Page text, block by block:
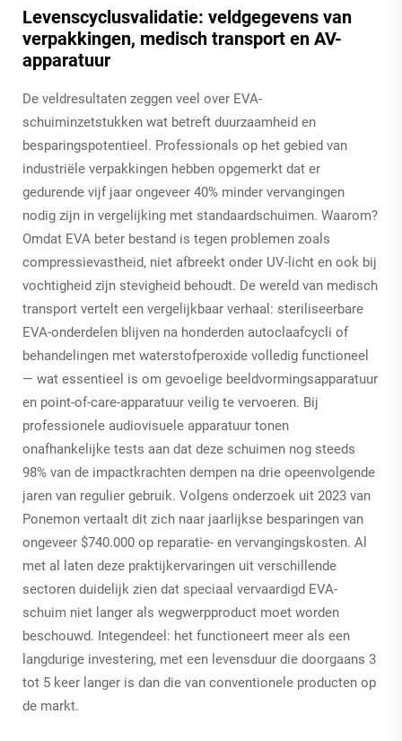
Levenscyclusvalidatie: veldgegevens van
verpakkingen, medisch transport en AV-
apparatuur
De veldresultaten zeggen veel over EVA-
schuiminzetstukken wat betreft duurzaamheid en
besparingspotentieel. Professionals op het gebied van
industriële verpakkingen hebben opgemerkt dat er
gedurende vijf jaar ongeveer 40% minder vervangingen
nodig zijn in vergelijking met standaardschuimen. Waarom?
Omdat EVA beter bestand is tegen problemen zoals
compressievastheid, niet afbreekt onder UV-licht en ook bij
vochtigheid zijn stevigheid behoudt. De wereld van medisch
transport vertelt een vergelijkbaar verhaal: steriliseerbare
EVA-onderdelen blijven na honderden autoclaafcycli of
behandelingen met waterstofperoxide volledig functioneel
— wat essentieel is om gevoelige beeldvormingsapparatuur
en point-of-care-apparatuur veilig te vervoeren. Bij
professionele audiovisuele apparatuur tonen
onafhankelijke tests aan dat deze schuimen nog steeds
98% van de impactkrachten dempen na drie opeenvolgende
jaren van regulier gebruik. Volgens onderzoek uit 2023 van
Ponemon vertaalt dit zich naar jaarlijkse besparingen van
ongeveer $740.000 op reparatie- en vervangingskosten. Al
met al laten deze praktijkervaringen uit verschillende
sectoren duidelijk zien dat speciaal vervaardigd EVA-
schuim niet langer als wegwerpproduct moet worden
beschouwd. Integendeel: het functioneert meer als een
langdurige investering, met een levensduur die doorgaans 3
tot 5 keer langer is dan die van conventionele producten op
de markt.